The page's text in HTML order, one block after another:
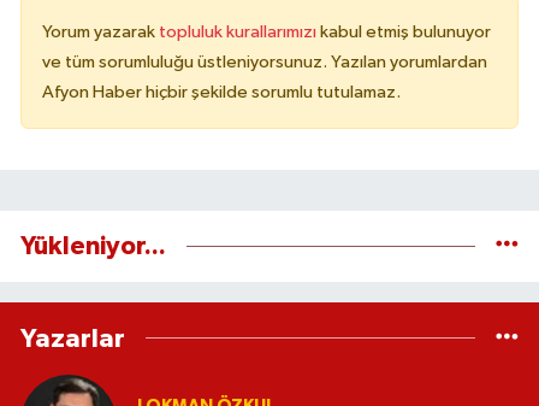
Yorum yazarak topluluk kurallarımızı kabul etmiş bulunuyor
ve tüm sorumluluğu üstleniyorsunuz. Yazılan yorumlardan
Afyon Haber hiçbir şekilde sorumlu tutulamaz.
Yükleniyor...
Yazarlar